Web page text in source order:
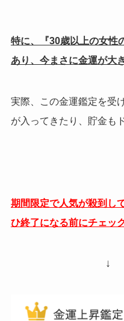
特に、『30歳以上の女性
あり、今まさに金運が大
実際、この金運鑑定を受
が入ってきたり、貯金も
期間限定で人気が殺到し
ひ終了になる前にチェッ
↓